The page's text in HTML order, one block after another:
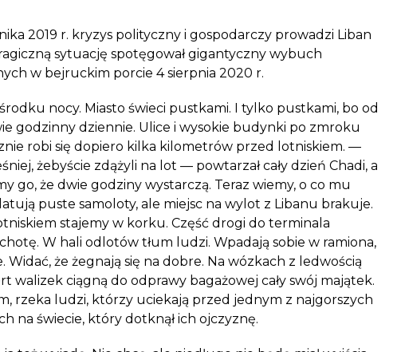
2019 r. kryzys polityczny i gospodarczy prowadzi Liban
sytuację spotęgował gigantyczny wybuch
w bejruckim porcie 4 sierpnia 2020 r.
nocy. Miasto świeci pustkami. I tylko pustkami, bo od
godzinny dziennie. Ulice i wysokie budynki po zmroku
robi się dopiero kilka kilometrów przed lotniskiem. —
żebyście zdążyli na lot — powtarzał cały dzień Chadi, a
go, że dwie godziny wystarczą. Teraz wiemy, o co mu
puste samoloty, ale miejsc na wylot z Libanu brakuje.
stajemy w korku. Część drogi do terminala
W hali odlotów tłum ludzi. Wpadają sobie w ramiona,
Widać, że żegnają się na dobre. Na wózkach z ledwością
walizek ciągną do odprawy bagażowej cały swój majątek.
rzeka ludzi, którzy uciekają przed jednym z najgorszych
na świecie, który dotknął ich ojczyznę.